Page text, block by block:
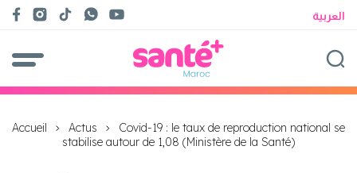
العربية
Accueil Actus
Covid-19 : le taux de reproduction national se
stabilise autour de 1,08 (Ministère de la Santé)